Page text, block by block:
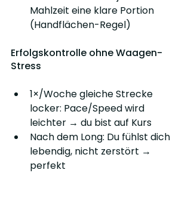
Mahlzeit eine klare Portion
(Handflächen-Regel)
Erfolgskontrolle ohne Waagen-
Stress
1×/Woche gleiche Strecke
locker: Pace/Speed wird
leichter → du bist auf Kurs
Nach dem Long: Du fühlst dich
lebendig, nicht zerstört →
perfekt